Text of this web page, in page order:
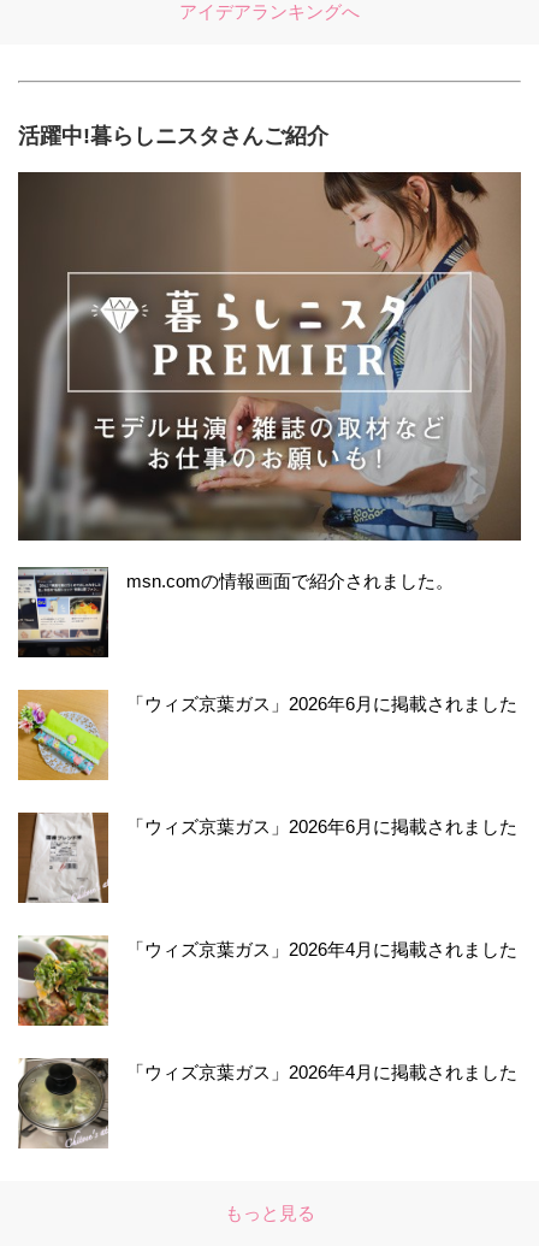
アイデアランキングへ
活躍中!暮らしニスタさんご紹介
msn.comの情報画面で紹介されました。
「ウィズ京葉ガス」2026年6月に掲載されました
「ウィズ京葉ガス」2026年6月に掲載されました
「ウィズ京葉ガス」2026年4月に掲載されました
「ウィズ京葉ガス」2026年4月に掲載されました
もっと見る